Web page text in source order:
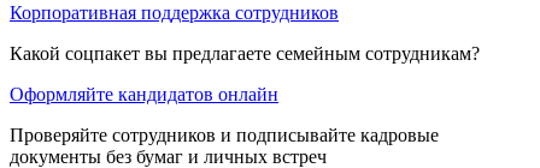
Корпоративная поддержка сотрудников
Какой соцпакет вы предлагаете семейным сотрудникам?
Оформляйте кандидатов онлайн
Проверяйте сотрудников и подписывайте кадровые
документы без бумаг и личных встреч